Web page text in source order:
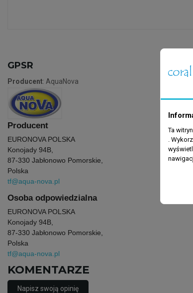
GPSR
Producent: AquaNova
Producent
EURONOVA POLSKA
Konojady 94B,
87-330 Jabłonowo Pomorskie,
Polska
tf@aqua-nova.pl
Osoba odpowiedzialna
EURONOVA POLSKA
Konojady 94B,
87-330 Jabłonowo Pomorskie,
Polska
tf@aqua-nova.pl
KOMENTARZE
Napisz swoją opinię
Ta
.